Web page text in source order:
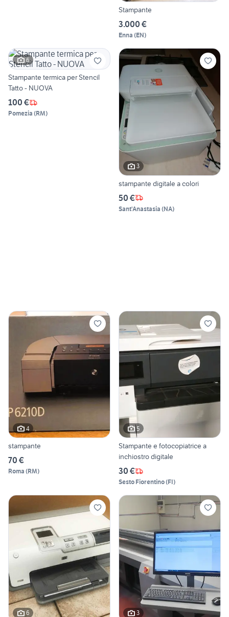
Stampante
3.000 €
Enna (EN)
6
Stampante termica per Stencil
Tatto - NUOVA
100 €
Pomezia (RM)
3
stampante digitale a colori
50 €
Sant'Anastasia (NA)
4
stampante
70 €
Roma (RM)
5
Stampante e fotocopiatrice a
inchiostro digitale
30 €
Sesto Fiorentino(FI)
6 3